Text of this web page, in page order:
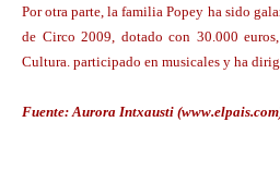
Por otra parte, la familia Popey ha sido
de Circo 2009, dotado con 30.000
Cultura. participado en musicales y ha
Fuente: Aurora Intxausti